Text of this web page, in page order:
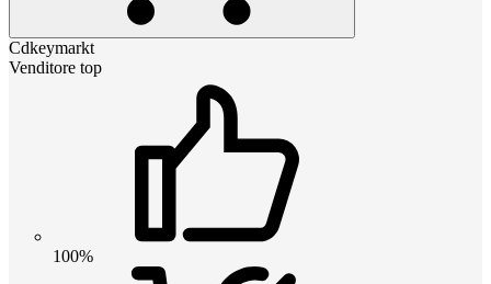
Cdkeymarkt
Venditore top
100%